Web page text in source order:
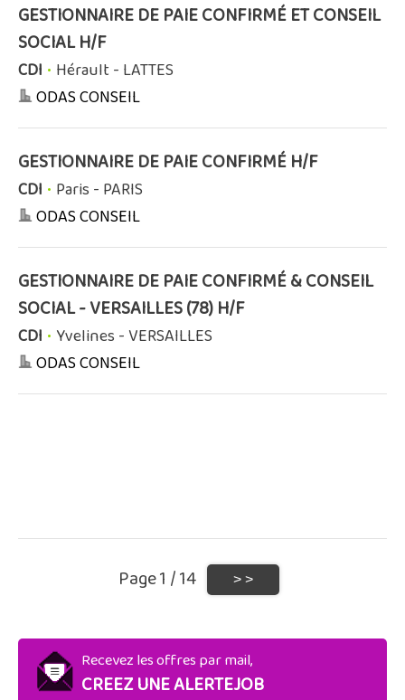
GESTIONNAIRE DE PAIE CONFIRMÉ ET CONSEIL
SOCIAL H/F
CDI • Hérault - LATTES
ODAS CONSEIL
GESTIONNAIRE DE PAIE CONFIRMÉ H/F
CDI • Paris - PARIS
ODAS CONSEIL
GESTIONNAIRE DE PAIE CONFIRMÉ & CONSEIL
SOCIAL - VERSAILLES (78) H/F
CDI • Yvelines - VERSAILLES
ODAS CONSEIL
Page 1 / 14
Recevez les offres par mail,
CREEZ UNE ALERTEJOB